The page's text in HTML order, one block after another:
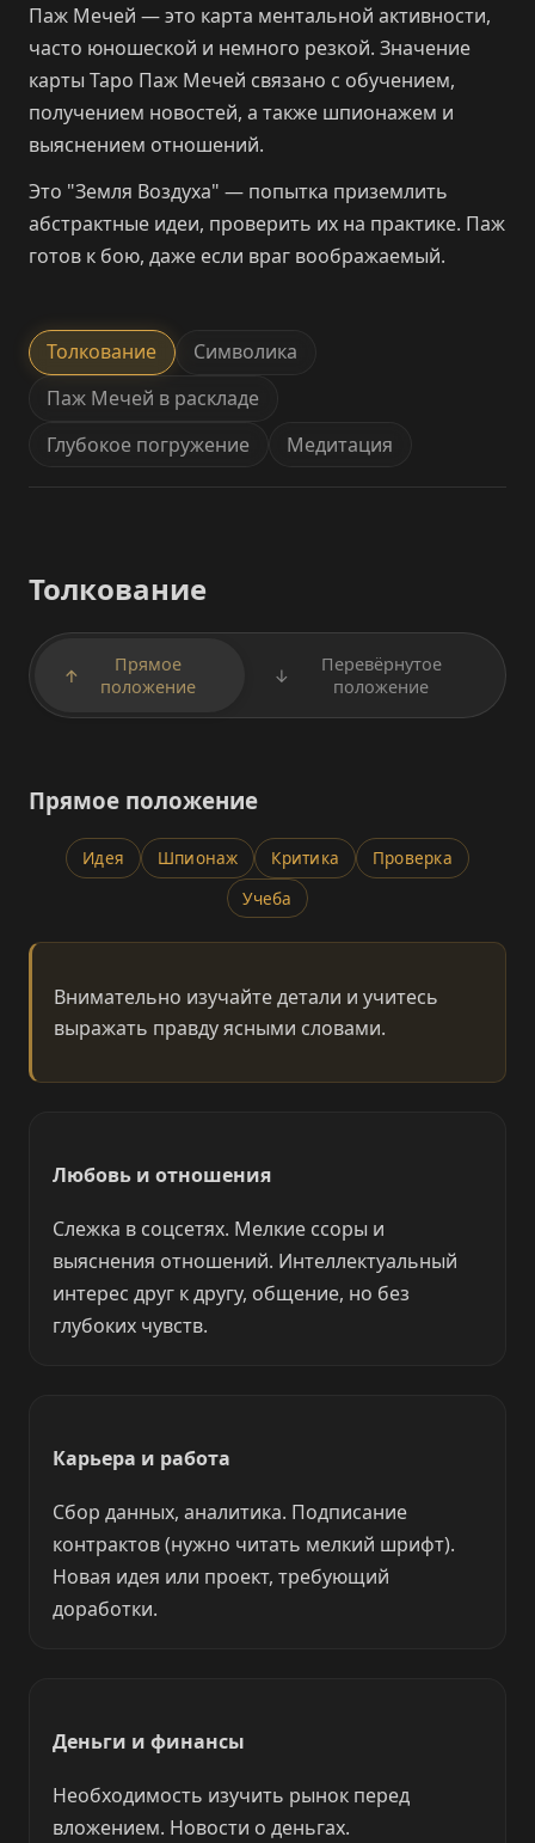
Паж Мечей — это карта ментальной активности,
часто юношеской и немного резкой. Значение
карты Таро Паж Мечей связано с обучением,
получением новостей, а также шпионажем и
выяснением отношений.
Это "Земля Воздуха" — попытка приземлить
абстрактные идеи, проверить их на практике. Паж
готов к бою, даже если враг воображаемый.
Толкование
Символика
Паж Мечей в раскладе
Глубокое погружение
Медитация
Толкование
↑
Прямое
положение
↓
Перевёрнутое
положение
Прямое положение
Идея Шпионаж Критика
Проверка
Учеба
Внимательно изучайте детали и учитесь
выражать правду ясными словами.
Любовь и отношения
Слежка в соцсетях. Мелкие ссоры и
выяснения отношений. Интеллектуальный
интерес друг к другу, общение, но без
глубоких чувств.
Карьера и работа
Сбор данных, аналитика. Подписание
контрактов (нужно читать мелкий шрифт).
Новая идея или проект, требующий
доработки.
Деньги и финансы
Необходимость изучить рынок перед
вложением. Новости о деньгах.